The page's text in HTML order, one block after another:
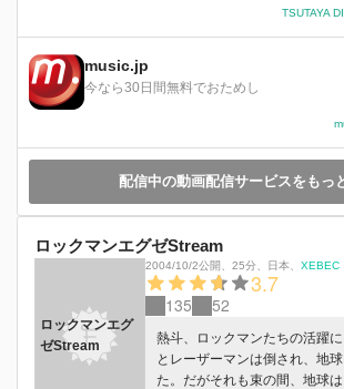
TSUTAYA
music.jp
今なら30日間無料でおためし
配信中の動画配信サービスをもっ
ロックマンエグゼStream
ロックマンエグ
ゼStream
2004/10/2公開 25分 日本 XEBEC
3.7
135 52
熱斗、ロックマンたちの活躍
とレーザーマンは倒され、地
た。だがそれも束の間、地球